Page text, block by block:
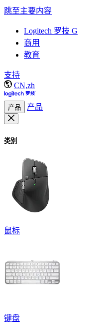
跳至主要内容
Logitech 罗技 G
商用
教育
支持
CN,zh
产品 产品
类别
鼠标
键盘